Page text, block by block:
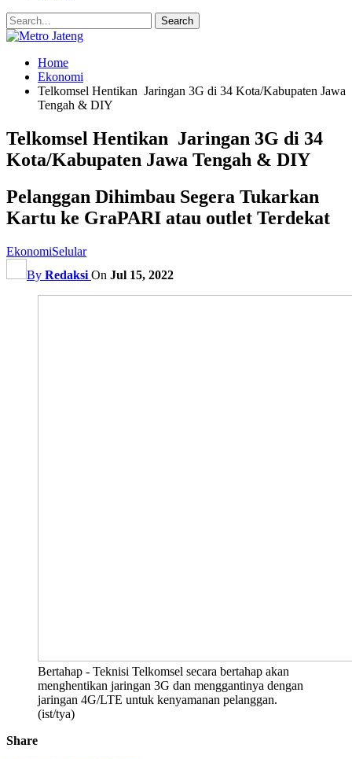
Home
Ekonomi
Telkomsel Hentikan Jaringan 3G di 34 Kota/Kabupaten Jawa
Tengah & DIY
Telkomsel Hentikan Jaringan 3G di 34
Kota/Kabupaten Jawa Tengah & DIY
Pelanggan Dihimbau Segera Tukarkan
Kartu ke GraPARI atau outlet Terdekat
EkonomiSelular
By Redaksi On Jul 15, 2022
Bertahap - Teknisi Telkomsel secara bertahap akan
menghentikan jaringan 3G dan menggantinya dengan
jaringan 4G/LTE untuk kenyamanan pelanggan.
(ist/tya)
Share